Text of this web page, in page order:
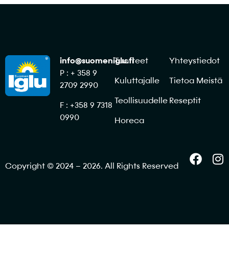
info@suomeniglu.fi
P : + 358 9
2709 2990
F : +358 9 7318
0990
Tuotteet
Kuluttajalle
Teollisuudelle
Horeca
Yhteystiedot
Tietoa Meistä
Reseptit
Copyright © 2024 – 2026. All Rights Reserved